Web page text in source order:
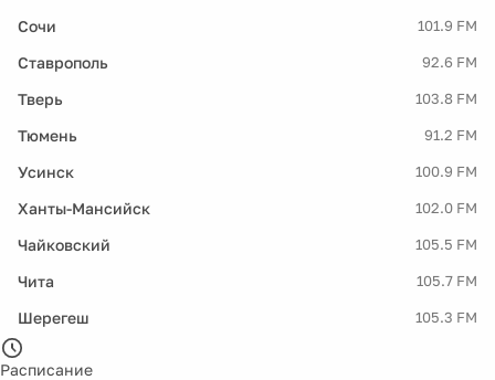
Сочи 101.9 FM
Ставрополь 92.6 FM
Тверь 103.8 FM
Тюмень 91.2 FM
Усинск 100.9 FM
Ханты-Мансийск 102.0 FM
Чайковский 105.5 FM
Чита 105.7 FM
Шерегеш 105.3 FM
Расписание